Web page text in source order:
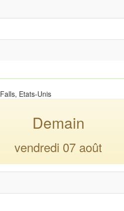
Etats-Unis
Demain
vendredi 07 août